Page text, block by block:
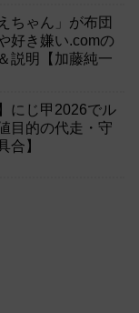
ちゃん」が布団
好き嫌い.comの
説明【加藤純一
にじ甲2026でル
目的の代走・守
合】